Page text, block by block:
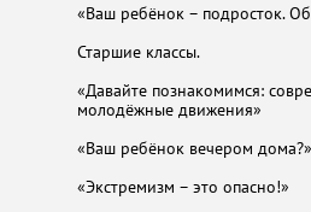
«Ваш ребёнок – подросток.
Старшие классы.
«Давайте познакомимся:
молодёжные движения»
«Ваш ребёнок вечером дома?»
«Экстремизм – это опасно!»